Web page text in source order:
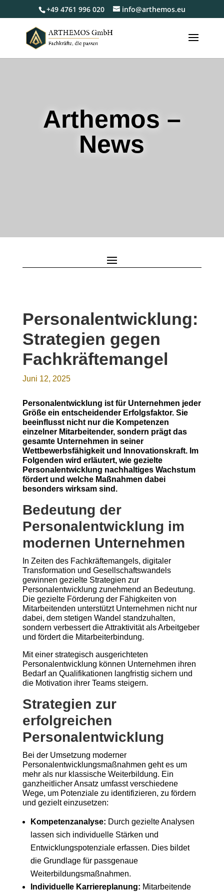
+49 4761 996 020 info@arthemos.eu
Arthemos –
News
Personalentwicklung:
Strategien gegen
Fachkräftemangel
Juni 12, 2025
Personalentwicklung ist für Unternehmen jeder
Größe ein entscheidender Erfolgsfaktor. Sie
beeinflusst nicht nur die Kompetenzen
einzelner Mitarbeitender, sondern prägt das
gesamte Unternehmen in seiner
Wettbewerbsfähigkeit und Innovationskraft. Im
Folgenden wird erläutert, wie gezielte
Personalentwicklung nachhaltiges Wachstum
fördert und welche Maßnahmen dabei
besonders wirksam sind.
Bedeutung der
Personalentwicklung im
modernen Unternehmen
In Zeiten des Fachkräftemangels, digitaler
Transformation und Gesellschaftswandels
gewinnen gezielte Strategien zur
Personalentwicklung zunehmend an Bedeutung.
Die gezielte Förderung der Fähigkeiten von
Mitarbeitenden unterstützt Unternehmen nicht nur
dabei, dem stetigen Wandel standzuhalten,
sondern verbessert die Attraktivität als Arbeitgeber
und fördert die Mitarbeiterbindung.
Mit einer strategisch ausgerichteten
Personalentwicklung können Unternehmen ihren
Bedarf an Qualifikationen langfristig sichern und
die Motivation ihrer Teams steigern.
Strategien zur
erfolgreichen
Personalentwicklung
Bei der Umsetzung moderner
Personalentwicklungsmaßnahmen geht es um
mehr als nur klassische Weiterbildung. Ein
ganzheitlicher Ansatz umfasst verschiedene
Wege, um Potenziale zu identifizieren, zu fördern
und gezielt einzusetzen:
Kompetenzanalyse: Durch gezielte Analysen
lassen sich individuelle Stärken und
Entwicklungspotenziale erfassen. Dies bildet
die Grundlage für passgenaue
Weiterbildungsmaßnahmen.
Individuelle Karriereplanung: Mitarbeitende